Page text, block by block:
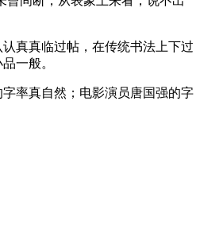
真真临过帖，在传统书法上下过
一般。
率真自然；电影演员唐国强的字